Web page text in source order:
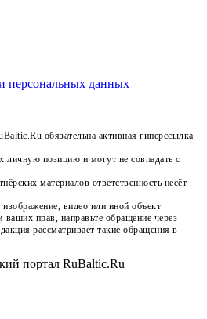
персональных данных
обязательна активная гиперссылка
личную позицию и могут не совпадать с
материалов ответственность несёт
видео или иной объект
прав, направьте обращение через
рассматривает такие обращения в
портал RuBaltic.Ru